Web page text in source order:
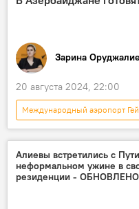
Предупреждение
Зарина
20 августа 2024, 22:00
Международный аэропорт
Новости
Рекомендации
главный инфекционист
Алиевы встретились с
неформальном ужине в
резиденции - ОБНОВЛЕНО